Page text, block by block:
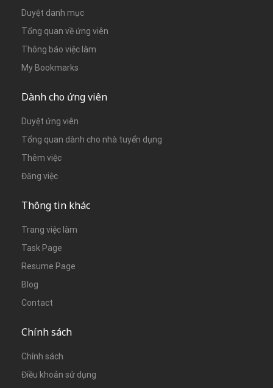
Duyệt danh mục
Tổng quan về ứng viên
Thông báo việc làm
My Bookmarks
Dành cho ứng viên
Duyệt ứng viên
Tổng quan dành cho nhà tuyển dụng
Thêm việc
Đăng việc
Thông tin khác
Trang việc làm
Task Page
Resume Page
Blog
Contact
Chính sách
Chính sách
Điều khoản sử dụng